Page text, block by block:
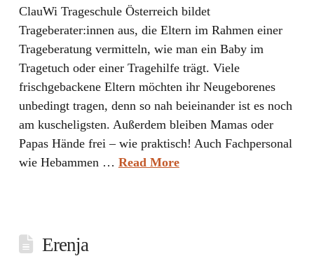
ClauWi Trageschule Österreich bildet
Trageberater:innen aus, die Eltern im Rahmen einer
Trageberatung vermitteln, wie man ein Baby im
Tragetuch oder einer Tragehilfe trägt. Viele
frischgebackene Eltern möchten ihr Neugeborenes
unbedingt tragen, denn so nah beieinander ist es noch
am kuscheligsten. Außerdem bleiben Mamas oder
Papas Hände frei – wie praktisch! Auch Fachpersonal
wie Hebammen … Read More
Erenja